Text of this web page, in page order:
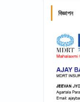
বিজ্ঞাপন